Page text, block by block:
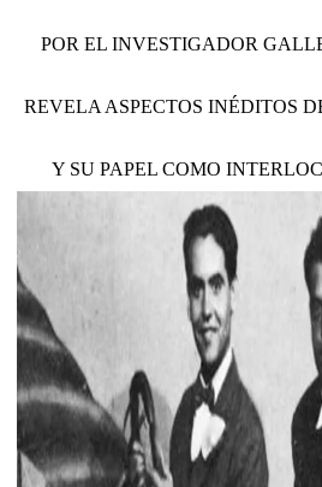
POR EL INVESTIGADOR
REVELA ASPECTOS INÉDITOS
Y SU PAPEL COMO